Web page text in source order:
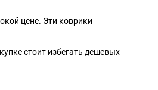
ZX
ЛуАЗ
цене. Эти коврики
стоит избегать дешевых